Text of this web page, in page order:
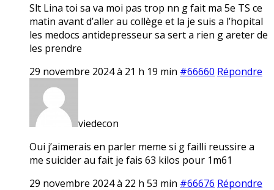
Slt Lina toi sa va moi pas trop nn g fait ma 5e TS ce
matin avant d’aller au collège et la je suis a l’hopital
les medocs antidepresseur sa sert a rien g areter de
les prendre
29 novembre 2024 à 21 h 19 min #66660 Répondre
viedecon
Oui j’aimerais en parler meme si g failli reussire a
me suicider au fait je fais 63 kilos pour 1m61
29 novembre 2024 à 22 h 53 min #66676 Répondre